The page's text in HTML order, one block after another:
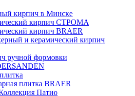
кирпич в Минске
кирпич СТРОМА
кирпич BRAER
и керамический кирпич
ручной формовки
плитка BRAER
Патио